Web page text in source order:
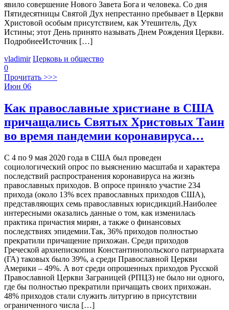
явило совершение Нового Завета Бога и человека. Со дня
Пятидесятницы Святой Дух непрестанно пребывает в Церкви
Христовой особым присутствием, как Утешитель, Дух
Истины; этот День принято называть Днем Рождения Церкви.
ПодробнееИсточник […]
vladimir Церковь и общество
0
Прочитать >>>
Июн 06
Как православные христиане в США
причащались Святых Христовых Таин
во время пандемии коронавируса…
С 4 по 9 мая 2020 года в США был проведен
социологический опрос по выяснению масштаба и характера
последствий распространения коронавируса на жизнь
православных приходов. В опросе приняло участие 234
прихода (около 13% всех православных приходов США),
представляющих семь православных юрисдикций.Наиболее
интересными оказались данные о том, как изменилась
практика причастия мирян, а также о финансовых
последствиях эпидемии.Так, 36% приходов полностью
прекратили причащение прихожан. Среди приходов
Греческой архиепископии Константинопольского патриархата
(ГА) таковых было 39%, а среди Православной Церкви
Америки – 49%. А вот среди опрошенных приходов Русской
Православной Церкви Заграницей (РПЦЗ) не было ни одного,
где бы полностью прекратили причащать своих прихожан.
48% приходов стали служить литургию в присутствии
ограниченного числа […]